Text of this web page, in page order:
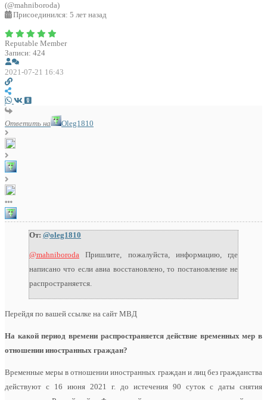
(@mahniboroda)
Присоединился: 5 лет назад
Reputable Member
Записи: 424
2021-07-21 16:43
Ответить на Oleg1810
От: @oleg1810
@mahniboroda Пришлите, пожалуйста, информацию, где
написано что если авиа восстановлено, то постановление не
распространяется.
Перейдя по вашей ссылке на сайт МВД
На какой период времени распространяется действие временных мер в
отношении иностранных граждан?
Временные меры в отношении иностранных граждан и лиц без гражданства
действуют с 16 июня 2021 г. до истечения 90 суток с даты снятия